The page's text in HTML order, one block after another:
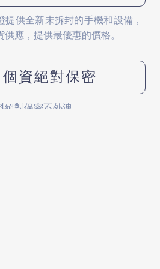
提供全新未拆封的手機和設備，
供應，提供最優惠的價格。
個資絕對保密
絕對保密不外洩。